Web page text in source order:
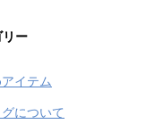
リー
イテム
について